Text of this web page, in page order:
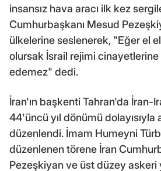
insansız hava aracı ilk kez
Cumhurbaşkanı Mesud
ülkelerine seslenerek, "Eğer el
olursak İsrail rejimi
edemez" dedi.
İran'ın başkenti Tahran'da İran-
44'üncü yıl dönümü
düzenlendi. İmam Humeyni
düzenlenen törene İran
Pezeşkiyan ve üst düzey askeri